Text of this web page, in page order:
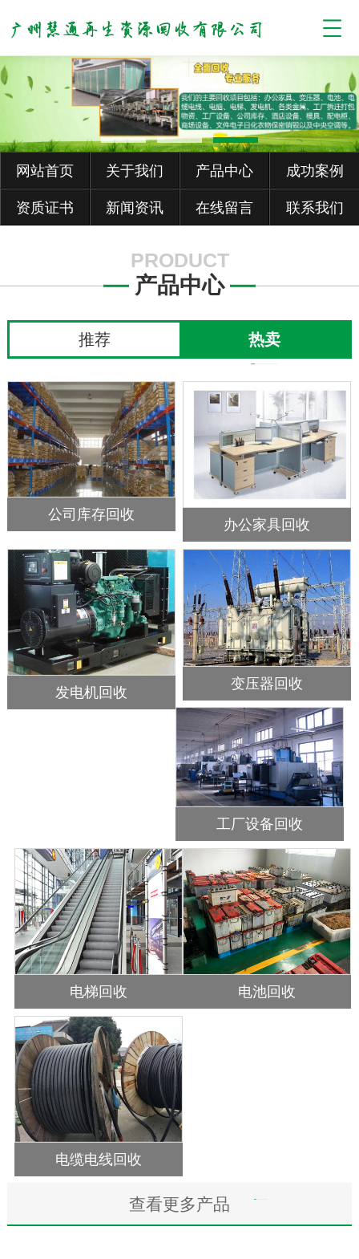
网站首页 关于我们 产品中心 成功案例
资质证书 新闻资讯 在线留言 联系我们
PRODUCT
产品中心
推荐 热卖
公司库存回收
办公家具回收
发电机回收
变压器回收
工厂设备回收
电梯回收 电池回收
电缆电线回收
查看更多产品